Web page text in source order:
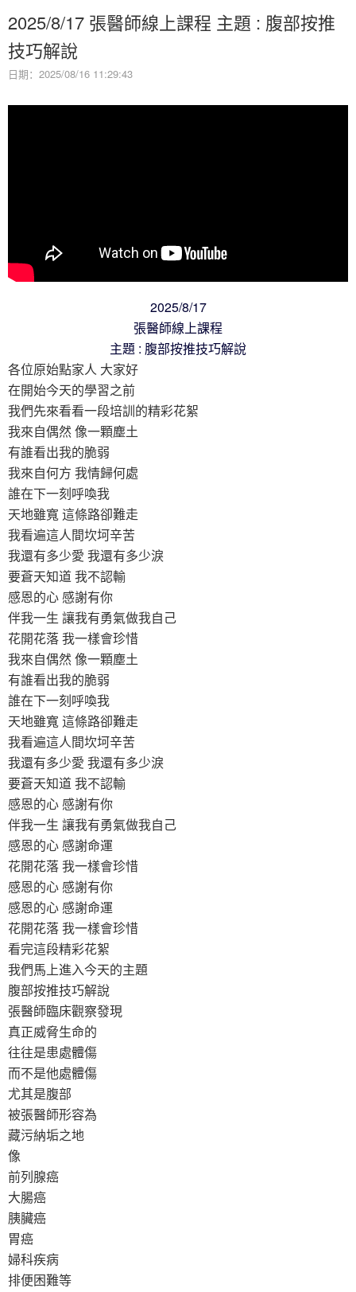
2025/8/17 張醫師線上課程 主題 : 腹部按推
技巧解說
日期：2025/08/16 11:29:43
2025/8/17
張醫師線上課程
主題 : 腹部按推技巧解說
各位原始點家人 大家好
在開始今天的學習之前
我們先來看看一段培訓的精彩花絮
我來自偶然 像一顆塵土
有誰看出我的脆弱
我來自何方 我情歸何處
誰在下一刻呼喚我
天地雖寬 這條路卻難走
我看遍這人間坎坷辛苦
我還有多少愛 我還有多少淚
要蒼天知道 我不認輸
感恩的心 感謝有你
伴我一生 讓我有勇氣做我自己
花開花落 我一樣會珍惜
我來自偶然 像一顆塵土
有誰看出我的脆弱
誰在下一刻呼喚我
天地雖寬 這條路卻難走
我看遍這人間坎坷辛苦
我還有多少愛 我還有多少淚
要蒼天知道 我不認輸
感恩的心 感謝有你
伴我一生 讓我有勇氣做我自己
感恩的心 感謝命運
花開花落 我一樣會珍惜
感恩的心 感謝有你
感恩的心 感謝命運
花開花落 我一樣會珍惜
看完這段精彩花絮
我們馬上進入今天的主題
腹部按推技巧解說
張醫師臨床觀察發現
真正威脅生命的
往往是患處體傷
而不是他處體傷
尤其是腹部
被張醫師形容為
藏污納垢之地
像
前列腺癌
大腸癌
胰臟癌
胃癌
婦科疾病
排便困難等